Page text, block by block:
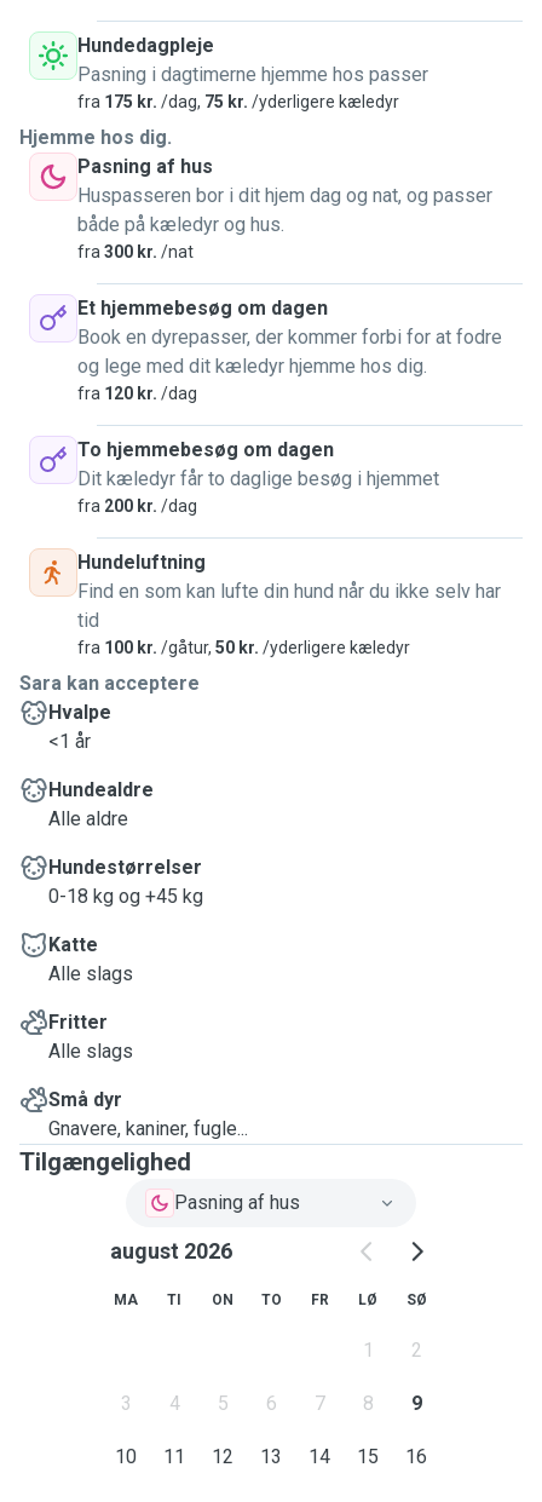
Hundedagpleje
Pasning i dagtimerne hjemme hos passer
fra 175 kr. /dag, 75 kr. /yderligere kæledyr
Hjemme hos dig.
Pasning af hus
Huspasseren bor i dit hjem dag og nat, og passer
både på kæledyr og hus.
fra 300 kr. /nat
Et hjemmebesøg om dagen
Book en dyrepasser, der kommer forbi for at fodre
og lege med dit kæledyr hjemme hos dig.
fra 120 kr. /dag
To hjemmebesøg om dagen
Dit kæledyr får to daglige besøg i hjemmet
fra 200 kr. /dag
Hundeluftning
Find en som kan lufte din hund når du ikke selv har
tid
fra 100 kr. /gåtur, 50 kr. /yderligere kæledyr
Sara kan acceptere
Hvalpe
<1 år
Hundealdre
Alle aldre
Hundestørrelser
0-18 kg og +45 kg
Katte
Alle slags
Fritter
Alle slags
Små dyr
Gnavere, kaniner, fugle...
Tilgængelighed
Pasning af hus
august 2026
MA TI ON TO FR LØ SØ
1 2
3 4 5 6 7 8 9
10 11 12 13 14 15 16